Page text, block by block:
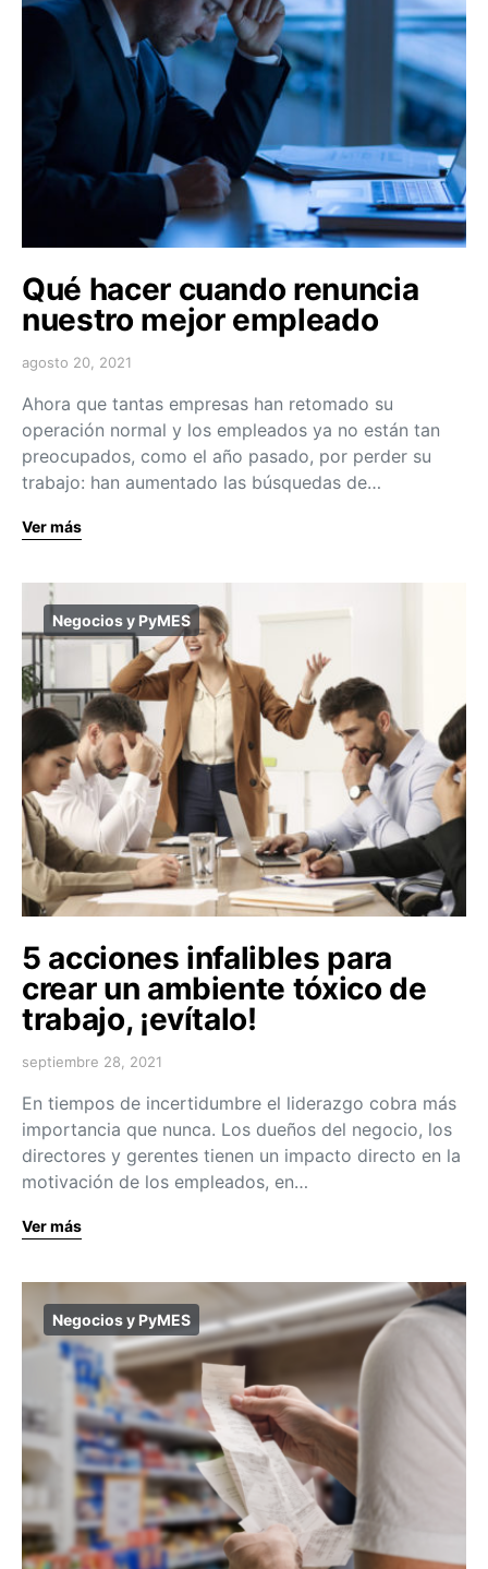
Qué hacer cuando renuncia
nuestro mejor empleado
agosto 20, 2021
Ahora que tantas empresas han retomado su
operación normal y los empleados ya no están tan
preocupados, como el año pasado, por perder su
trabajo: han aumentado las búsquedas de…
Ver más
Negocios y PyMES
5 acciones infalibles para
crear un ambiente tóxico de
trabajo, ¡evítalo!
septiembre 28, 2021
En tiempos de incertidumbre el liderazgo cobra más
importancia que nunca. Los dueños del negocio, los
directores y gerentes tienen un impacto directo en la
motivación de los empleados, en…
Ver más
Negocios y PyMES